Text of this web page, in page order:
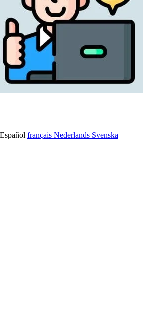
Español français Nederlands Svenska